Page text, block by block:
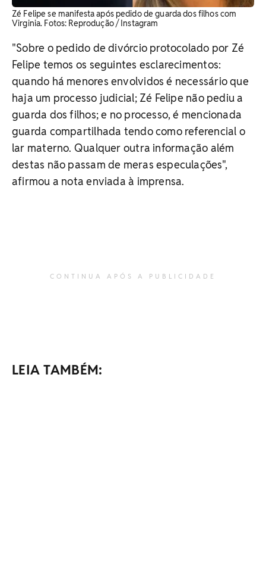
Zé Felipe se manifesta após pedido de guarda dos filhos com
Virginia. ​Fotos: Reprodução / Instagram
"Sobre o pedido de divórcio protocolado por Zé
Felipe temos os seguintes esclarecimentos:
quando há menores envolvidos é necessário que
haja um processo judicial; Zé Felipe não pediu a
guarda dos filhos; e no processo, é mencionada
guarda compartilhada tendo como referencial o
lar materno. Qualquer outra informação além
destas não passam de meras especulações",
afirmou a nota enviada à imprensa.
CONTINUA APÓS A PUBLICIDADE
LEIA TAMBÉM: